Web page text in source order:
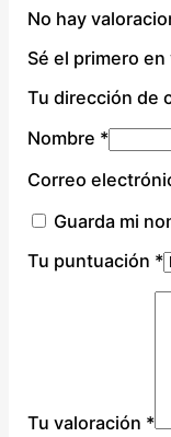
No hay
Sé el primero
Tu dirección de
Nombre *
Correo
Guarda mi
Tu puntuación *
Tu valoración *